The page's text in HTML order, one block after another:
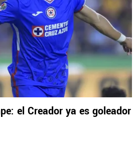
el Creador ya es goleador